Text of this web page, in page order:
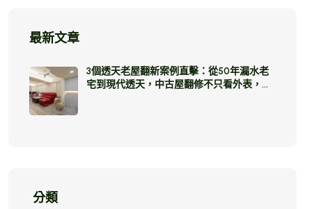
最新文章
3個透天老屋翻新案例直擊：從50年漏水老
宅到現代透天，中古屋翻修不只看外表，更
分類